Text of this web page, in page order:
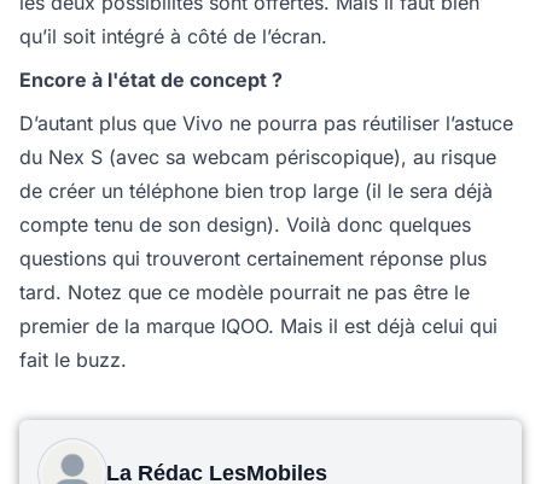
qu’il soit intégré à côté de l’écran.
Encore à l'état de concept ?
D’autant plus que Vivo ne pourra pas réutiliser l’astuce
du Nex S (avec sa webcam périscopique), au risque
de créer un téléphone bien trop large (il le sera déjà
compte tenu de son design). Voilà donc quelques
questions qui trouveront certainement réponse plus
tard. Notez que ce modèle pourrait ne pas être le
premier de la marque IQOO. Mais il est déjà celui qui
fait le buzz.
La Rédac LesMobiles